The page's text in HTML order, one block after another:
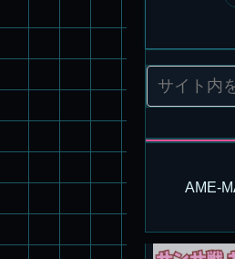
AME-
旧キット製作★